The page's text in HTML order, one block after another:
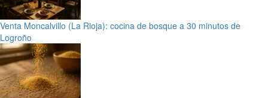
Venta Moncalvillo (La Rioja): cocina de bosque a 30 minutos de
Logroño